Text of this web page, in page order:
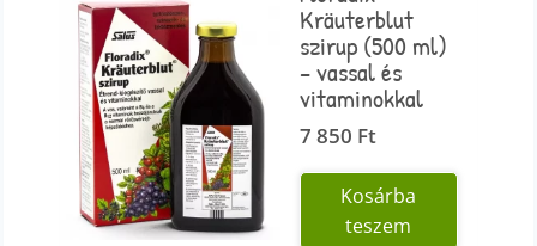
Kräuterblut
szirup (500 ml)
– vassal és
vitaminokkal
7 850 Ft
Kosárba
teszem